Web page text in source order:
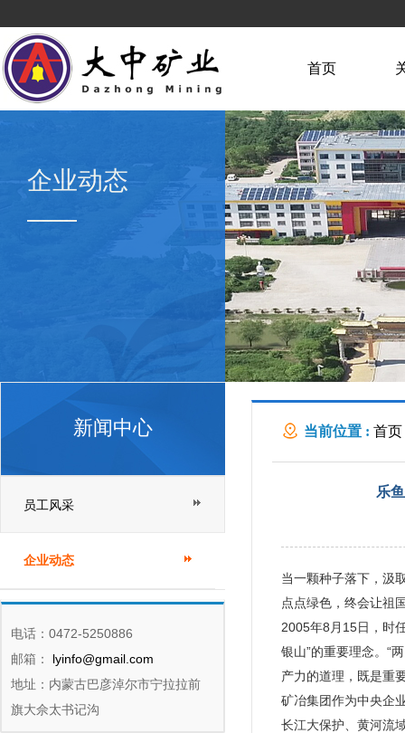
首页
企业动态
新闻中心
员工风采
企业动态
电话：0472-5250886
邮箱：
lyinfo@gmail.com
地址：内蒙古巴彦淖尔市宁拉拉前
旗大佘太书记沟
当前位置 : 首页
乐
当一颗种子落下，汲
点点绿色，终会让祖
2005年8月15日，时
银山”的重要理念。“
产力的道理，既是重
矿冶集团作为中央企
长江大保护、黄河流